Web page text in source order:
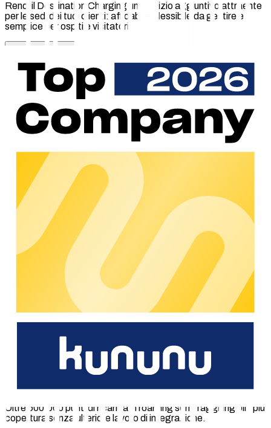
Rendi il Destination Charging un servizio aggiuntivo attraente
per le sedi dei tuoi clienti: affidabile, flessibile da gestire e
semplice per ospiti e visitatori.
Perché chargecloud?
350+
Oltre 350 clienti in tutta Europa si affidano a chargecloud: per
una gestione della ricarica che semplifica il quotidiano e che ti
paesi
Siamo presenti in tutta Europa, così la vostra rete funziona in
modo affidabile anche oltre confine e può crescere in modo
ordinato.
Oltre 250 persone lavorano ogni giorno su processi solidi,
evoluzione continua e supporto affidabile.
Dieci anni di esperienza sul campo con grandi reti di ricarica:
processi robusti e crescita pianificabile.
Oltre 100.000 punti di ricarica vengono gestiti ogni giorno in
modo centralizzato tramite chargecloud: testati e affidabili
nell’operatività.
500.000+
Oltre 500.000 punti di ricarica in roaming sono raggiungibili: più
copertura senza ulteriore lavoro di integrazione.